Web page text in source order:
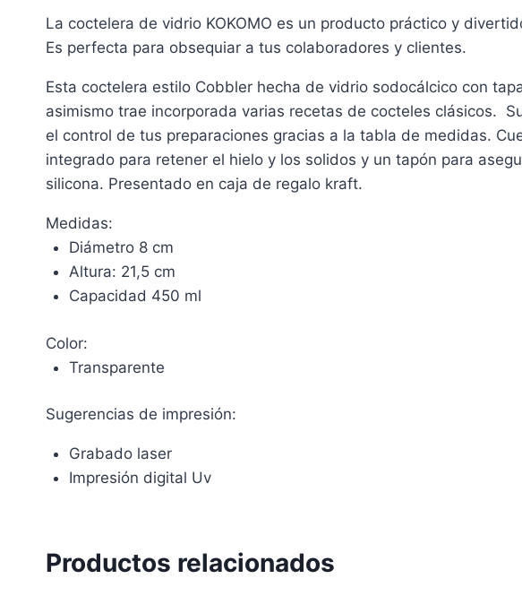
La coctelera de vidrio KOKOMO es un producto práctico y
Es perfecta para obsequiar a tus colaboradores y clientes.
Esta coctelera estilo Cobbler hecha de vidrio sodocálcico con
asimismo trae incorporada varias recetas de cocteles clásicos.
el control de tus preparaciones gracias a la tabla de medidas. C
integrado para retener el hielo y los solidos y un tapón para
silicona. Presentado en caja de regalo kraft.
Medidas:
Diámetro 8 cm
Altura: 21,5 cm
Capacidad 450 ml
Color:
Transparente
Sugerencias de impresión:
Grabado laser
Impresión digital Uv
Productos relacionados